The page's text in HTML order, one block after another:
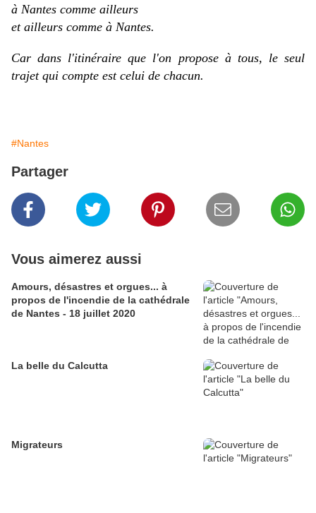
à Nantes comme ailleurs
et ailleurs comme à Nantes.
Car dans l'itinéraire que l'on propose à tous, le seul
trajet qui compte est celui de chacun.
#Nantes
Partager
Vous aimerez aussi
Amours, désastres et orgues... à
propos de l'incendie de la cathédrale
de Nantes - 18 juillet 2020
La belle du Calcutta
Migrateurs